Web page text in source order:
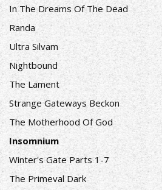
In The Dreams Of The Dead
Randa
Ultra Silvam
Nightbound
The Lament
Strange Gateways Beckon
The Motherhood Of God
Insomnium
Winter's Gate Parts 1-7
The Primeval Dark